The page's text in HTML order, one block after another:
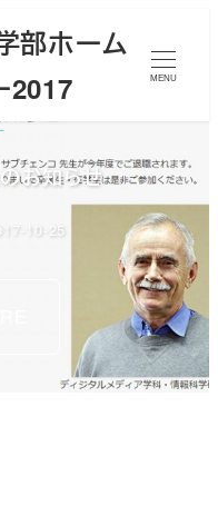
部ホーム
2017
MENU
お知らせ
10-25